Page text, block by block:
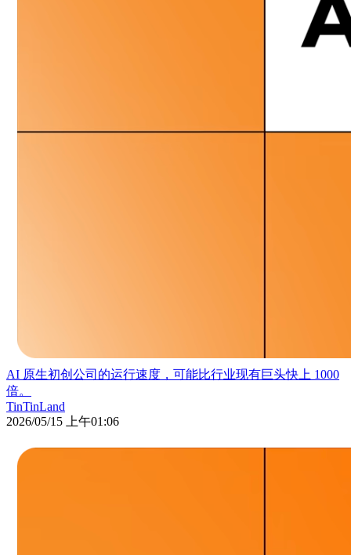
AI 原生初创公司的运行速度，可能比行业现有巨头快上 1000
倍。
TinTinLand
2026/05/15 上午01:06